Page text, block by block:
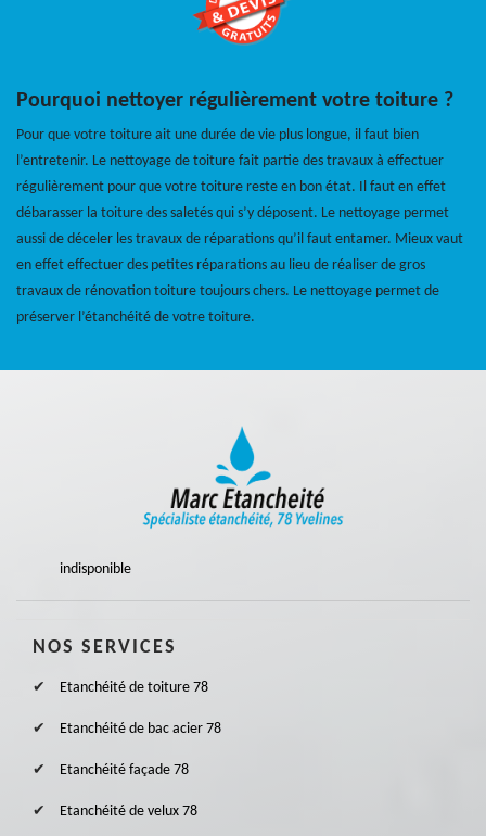
Pourquoi nettoyer régulièrement votre toiture ?
Pour que votre toiture ait une durée de vie plus longue, il faut bien
l’entretenir. Le nettoyage de toiture fait partie des travaux à effectuer
régulièrement pour que votre toiture reste en bon état. Il faut en effet
débarasser la toiture des saletés qui s’y déposent. Le nettoyage permet
aussi de déceler les travaux de réparations qu’il faut entamer. Mieux vaut
en effet effectuer des petites réparations au lieu de réaliser de gros
travaux de rénovation toiture toujours chers. Le nettoyage permet de
préserver l’étanchéité de votre toiture.
indisponible
NOS SERVICES
Etanchéité de toiture 78
Etanchéité de bac acier 78
Etanchéité façade 78
Etanchéité de velux 78